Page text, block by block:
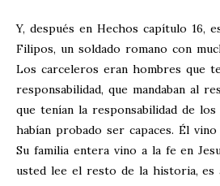
Y, después en Hechos capítulo 16,
Filipos, un soldado romano con
Los carceleros eran hombres que
responsabilidad, que mandaban al
que tenían la responsabilidad de
habían probado ser capaces. Él
Su familia entera vino a la fe en
usted lee el resto de la historia, es